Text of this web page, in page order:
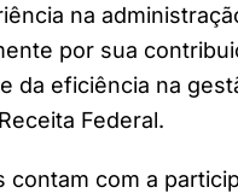
na
por sua
da eficiência na
Federal.
contam com a